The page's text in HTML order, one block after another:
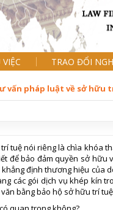
VIỆC TRAO ĐỔI
vấn pháp luật về sở hữu
tuệ nói riêng là chìa khóa
để bảo đảm quyền sở
định thương hiệu của
các gói dịch vụ khép kín
bằng bảo hộ sở hữu trí